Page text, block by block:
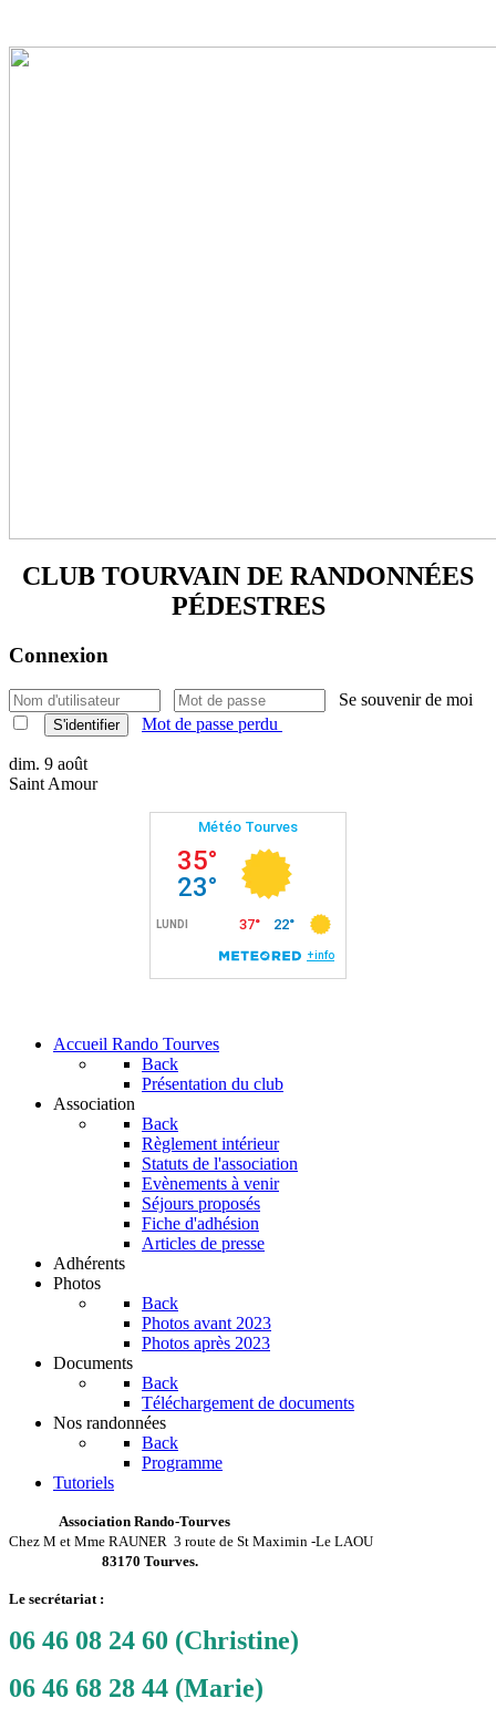
CLUB TOURVAIN DE RANDONNÉES
PÉDESTRES
Connexion
Se souvenir de moi
S'identifier Mot de passe perdu
dim. 9 août
Saint Amour
Accueil Rando Tourves
Back
Présentation du club
Association
Back
Règlement intérieur
Statuts de l'association
Evènements à venir
Séjours proposés
Fiche d'adhésion
Articles de presse
Adhérents
Photos
Back
Photos avant 2023
Photos après 2023
Documents
Back
Téléchargement de documents
Nos randonnées
Back
Programme
Tutoriels
Association Rando-Tourves
Chez M et Mme RAUNER 3 route de St Maximin -Le LAOU
83170 Tourves.
Le secrétariat :
06 46 08 24 60 (Christine)
06 46 68 28 44 (Marie)